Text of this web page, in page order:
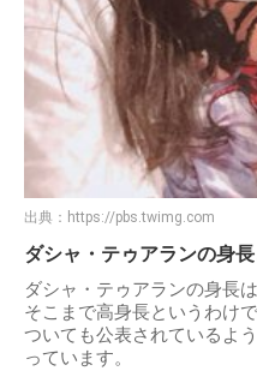
出典： https://pbs.twimg.com
ダシャ・テゥアランの身
ダシャ・テゥアランの身長
そこまで高身長というわけ
ついても公表されているよ
っています。